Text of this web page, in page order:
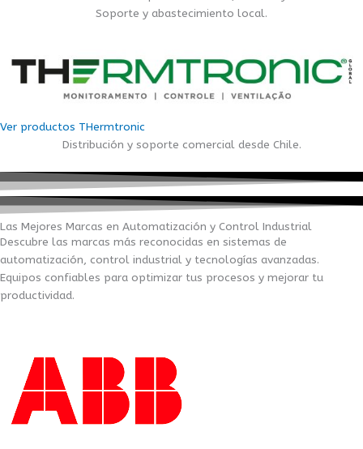
Soporte y abastecimiento local.
Ver productos THermtronic
Distribución y soporte comercial desde Chile.
Las Mejores Marcas en Automatización y Control Industrial
Descubre las marcas más reconocidas en sistemas de
automatización, control industrial y tecnologías avanzadas.
Equipos confiables para optimizar tus procesos y mejorar tu
productividad.